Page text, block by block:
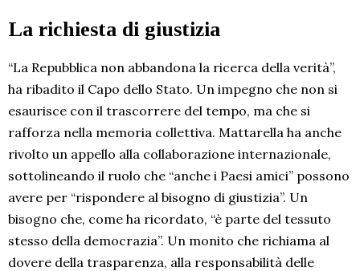
La richiesta di giustizia
“La Repubblica non abbandona la ricerca della verità”,
ha ribadito il Capo dello Stato. Un impegno che non si
esaurisce con il trascorrere del tempo, ma che si
rafforza nella memoria collettiva. Mattarella ha anche
rivolto un appello alla collaborazione internazionale,
sottolineando il ruolo che “anche i Paesi amici” possono
avere per “rispondere al bisogno di giustizia”. Un
bisogno che, come ha ricordato, “è parte del tessuto
stesso della democrazia”. Un monito che richiama al
dovere della trasparenza, alla responsabilità delle